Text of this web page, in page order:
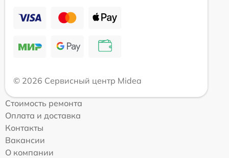
© 2026 Сервисный центр Midea
Стоимость ремонта
Оплата и доставка
Контакты
Вакансии
О компании